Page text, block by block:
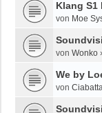
Klang S1
von Moe
von Wonko
We by
von